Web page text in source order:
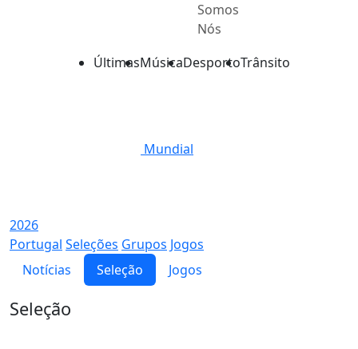
Somos
Nós
ÚltimasMúsicaDesportoTrânsito
Mundial
2026
Portugal Seleções Grupos Jogos
Notícias
Seleção Jogos
Seleção